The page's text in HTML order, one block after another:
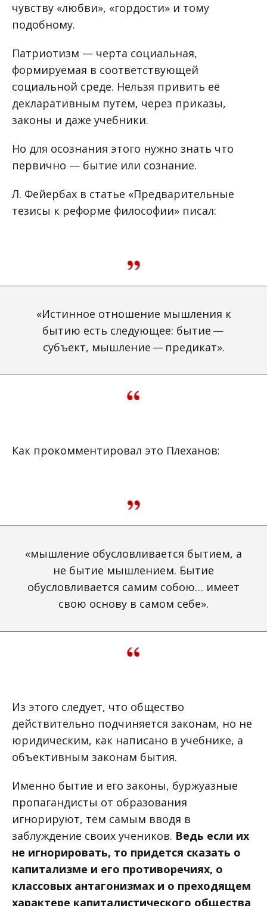
чувству «любви», «гордости» и тому
подобному.
Патриотизм — черта социальная,
формируемая в соответствующей
социальной среде. Нельзя привить её
декларативным путём, через приказы,
законы и даже учебники.
Но для осознания этого нужно знать что
первично — бытие или сознание.
Л. Фейербах в статье «Предварительные
тезисы к реформе философии» писал:
«Истинное отношение мышления к
бытию есть следующее: бытие —
субъект, мышление — предикат».
Как прокомментировал это Плеханов:
«мышление обусловливается бытием, а
не бытие мышлением. Бытие
обусловливается самим собою… имеет
свою основу в самом себе».
Из этого следует, что общество
действительно подчиняется законам, но не
юридическим, как написано в учебнике, а
объективным законам бытия.
Именно бытие и его законы, буржуазные
пропагандисты от образования
игнорируют, тем самым вводя в
заблуждение своих учеников. Ведь если их
не игнорировать, то придется сказать о
капитализме и его противоречиях, о
классовых антагонизмах и о преходящем
характере капиталистического общества